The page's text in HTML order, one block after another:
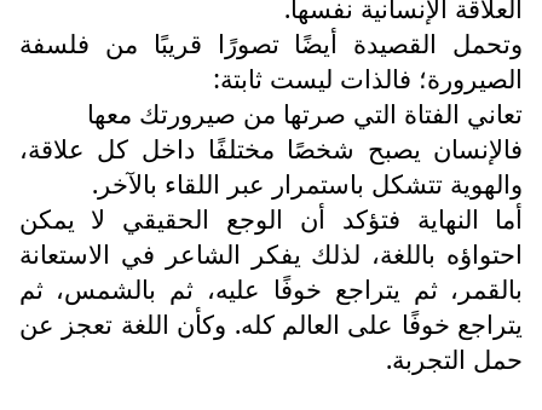
العلاقة الإنسانية نفسها.
وتحمل القصيدة أيضًا تصورًا قريبًا من فلسفة
الصيرورة؛ فالذات ليست ثابتة:
تعاني الفتاة التي صرتها من صيرورتك معها
فالإنسان يصبح شخصًا مختلفًا داخل كل علاقة،
والهوية تتشكل باستمرار عبر اللقاء بالآخر.
أما النهاية فتؤكد أن الوجع الحقيقي لا يمكن
احتواؤه باللغة، لذلك يفكر الشاعر في الاستعانة
بالقمر، ثم يتراجع خوفًا عليه، ثم بالشمس، ثم
يتراجع خوفًا على العالم كله. وكأن اللغة تعجز عن
حمل التجربة.